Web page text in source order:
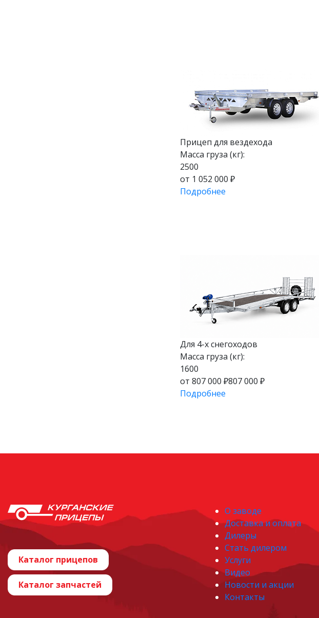
Прицеп для вездехода
Масса груза (кг):
2500
от 1 052 000 ₽
Подробнее
Для 4-х снегоходов
Масса груза (кг):
1600
от 807 000 ₽807 000 ₽
Подробнее
Каталог прицепов
Каталог запчастей
О заводе
Доставка и оплата
Дилеры
Стать дилером
Услуги
Видео
Новости и акции
Контакты